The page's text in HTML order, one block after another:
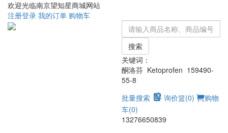
欢迎光临南京望知星商城网站
注册登录 我的订单 购物车
搜索
关键词：
酮洛芬 Ketoprofen 159490-
55-8
批量搜索
询价篮(0)
购物
车(0)
13276650839